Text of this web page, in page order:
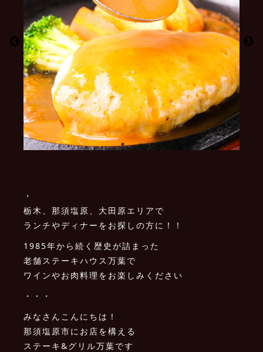
・
栃木、那須塩原、大田原エリアで
ランチやディナーをお探しの方に！！
1985年から続く歴史が詰まった
老舗ステーキハウス万葉で
ワインやお肉料理をお楽しみください
・・・
みなさんこんにちは！
那須塩原市にお店を構える
ステーキ&グリル万葉です